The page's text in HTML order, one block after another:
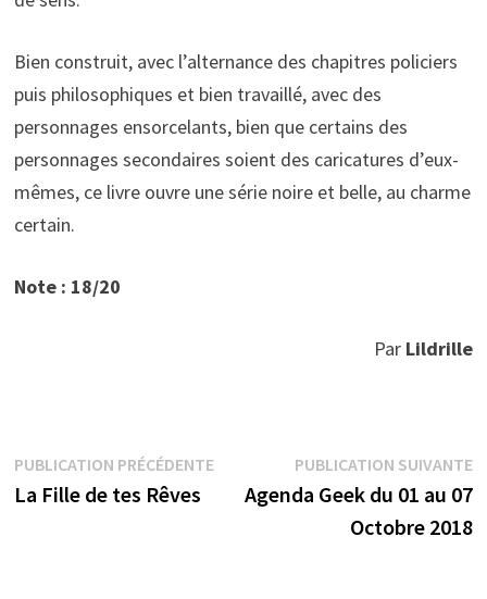
Bien construit, avec l’alternance des chapitres policiers
puis philosophiques et bien travaillé, avec des
personnages ensorcelants, bien que certains des
personnages secondaires soient des caricatures d’eux-
mêmes, ce livre ouvre une série noire et belle, au charme
certain.
Note : 18/20
Par Lildrille
Navigation
de
PUBLICATION PRÉCÉDENTEPublication
précédente :
La Fille de tes Rêves
PUBLICATION SUIVANTE
Agenda Geek du 01 au 07
Octobre 2018